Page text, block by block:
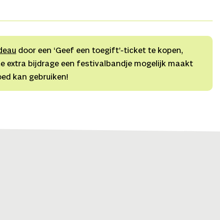
Refos
Douwe Hibma,KostuumontwerpIvana Vasić,
Maurits Thiel/Tonal works,Technisch producent
Kim Eldering,CampagnebeeldBowie Verschuuren
door een ‘Geef een toegift’-ticket te kopen,
extra bijdrage een festivalbandje mogelijk maakt
kan gebruiken!